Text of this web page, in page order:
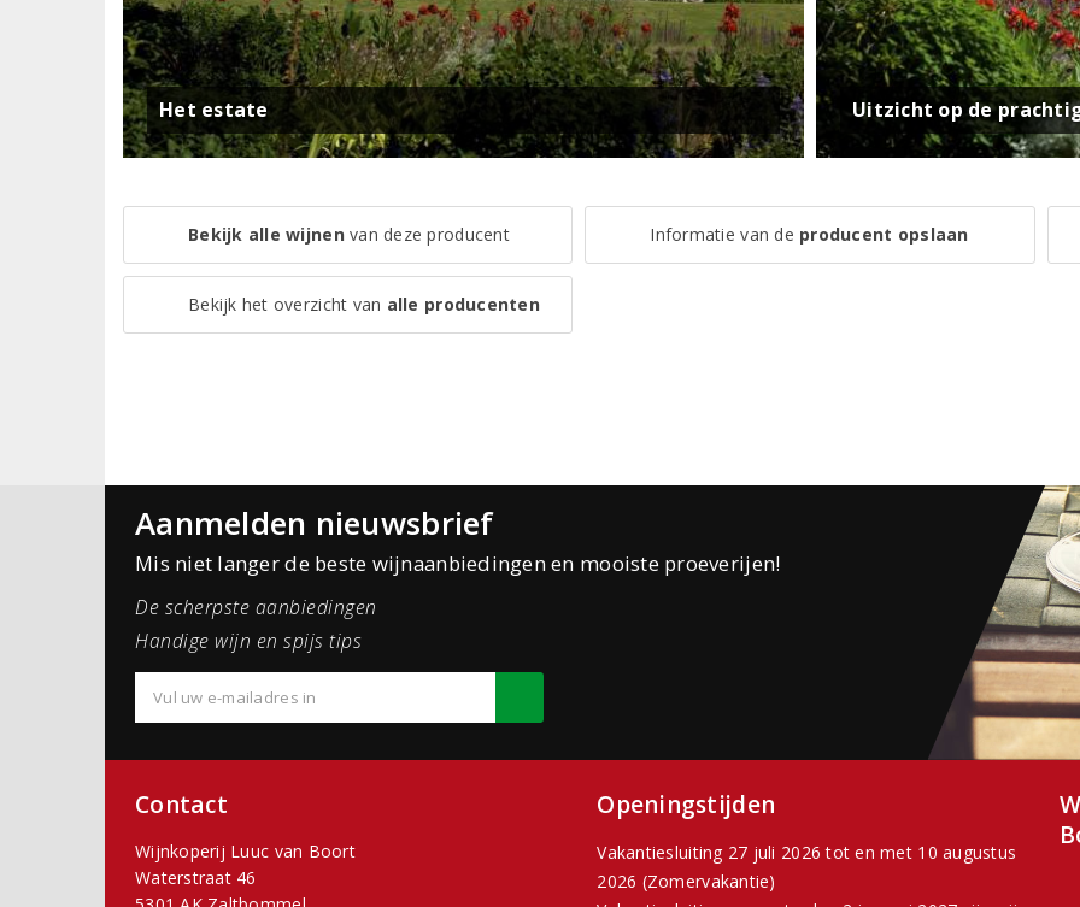
Het estate Uitzicht op de
Bekijk alle wijnenvan deze producent Informatie van de producent opslaan
Bekijk het overzicht van alle producenten
Aanmelden nieuwsbrief
Mis niet langer de beste wijnaanbiedingen en mooiste proeverijen!
De scherpste aanbiedingen
Handige wijn en spijs tips
Contact
Wijnkoperij Luuc van Boort
Waterstraat 46
Openingstijden
Vakantiesluiting 27 juli 2026 tot en met 10 augustus
2026 (Zomervakantie)